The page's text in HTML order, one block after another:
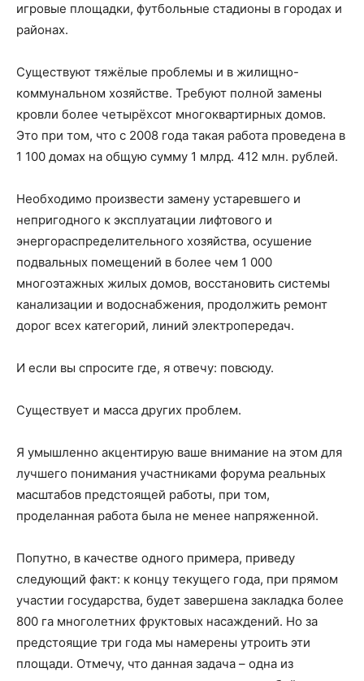
игровые площадки, футбольные стадионы в городах и
районах.
Существуют тяжёлые проблемы и в жилищно-
коммунальном хозяйстве. Требуют полной замены
кровли более четырёхсот многоквартирных домов.
Это при том, что с 2008 года такая работа проведена в
1 100 домах на общую сумму 1 млрд. 412 млн. рублей.
Необходимо произвести замену устаревшего и
непригодного к эксплуатации лифтового и
энергораспределительного хозяйства, осушение
подвальных помещений в более чем 1 000
многоэтажных жилых домов, восстановить системы
канализации и водоснабжения, продолжить ремонт
дорог всех категорий, линий электропередач.
И если вы спросите где, я отвечу: повсюду.
Существует и масса других проблем.
Я умышленно акцентирую ваше внимание на этом для
лучшего понимания участниками форума реальных
масштабов предстоящей работы, при том,
проделанная работа была не менее напряженной.
Попутно, в качестве одного примера, приведу
следующий факт: к концу текущего года, при прямом
участии государства, будет завершена закладка более
800 га многолетних фруктовых насаждений. Но за
предстоящие три года мы намерены утроить эти
площади. Отмечу, что данная задача – одна из